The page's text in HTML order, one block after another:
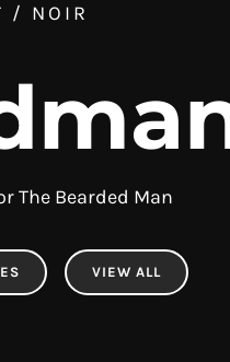
The Bearded Man
/ NOIR
VIEW ALL